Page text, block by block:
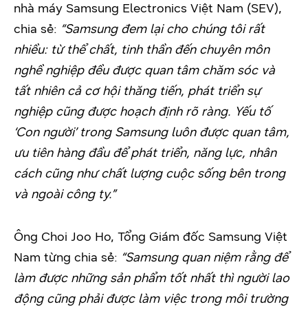
nhà máy Samsung Electronics Việt Nam (SEV),
chia sẻ: “Samsung đem lại cho chúng tôi rất
nhiều: từ thể chất, tinh thần đến chuyên môn
nghề nghiệp đều được quan tâm chăm sóc và
tất nhiên cả cơ hội thăng tiến, phát triển sự
nghiệp cũng được hoạch định rõ ràng. Yếu tố
‘Con người’ trong Samsung luôn được quan tâm,
ưu tiên hàng đầu để phát triển, năng lực, nhân
cách cũng như chất lượng cuộc sống bên trong
và ngoài công ty.”
Ông Choi Joo Ho, Tổng Giám đốc Samsung Việt
Nam từng chia sẻ: “Samsung quan niệm rằng để
làm được những sản phẩm tốt nhất thì người lao
động cũng phải được làm việc trong môi trường